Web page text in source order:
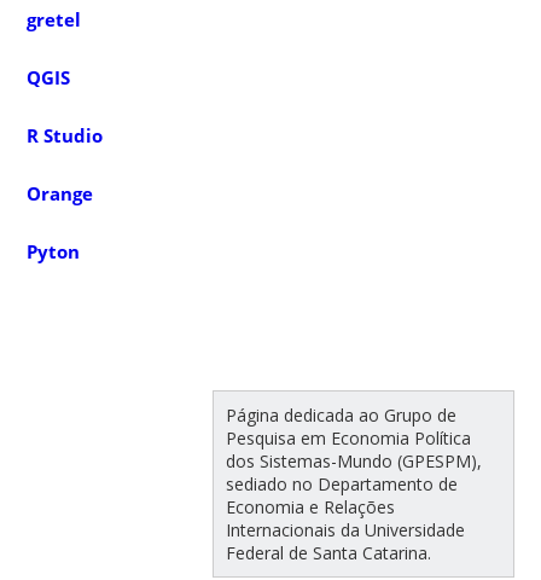
gretel
QGIS
R Studio
Orange
Pyton
Página dedicada ao Grupo de
Pesquisa em Economia Política
dos Sistemas-Mundo (GPESPM),
sediado no Departamento de
Economia e Relações
Internacionais da Universidade
Federal de Santa Catarina.